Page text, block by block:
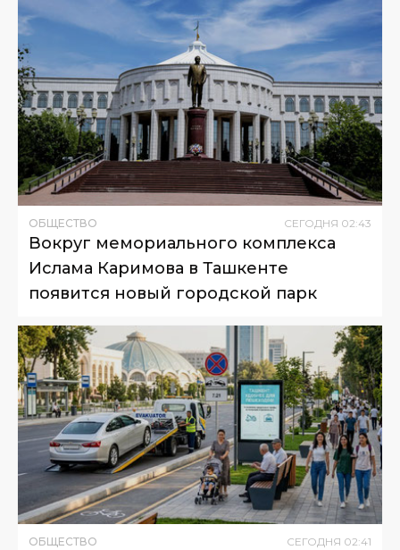
ОБЩЕСТВО СЕГОДНЯ 02:43
Вокруг мемориального комплекса
Ислама Каримова в Ташкенте
появится новый городской парк
ОБЩЕСТВО СЕГОДНЯ 02:41